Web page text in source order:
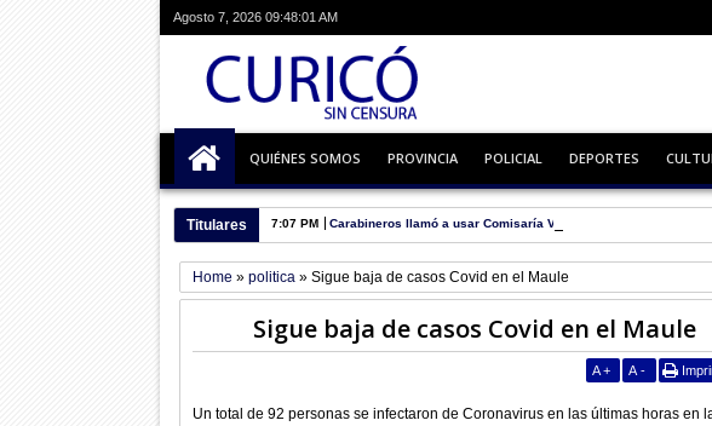
Agosto 7, 2026 09:48:02 AM
QUIÉNES SOMOS PROVINCIA POLICIAL DEPORTES
Titulares 7:07 PM Carabineros llamó a usar Comisaría Virtual
Home » politica » Sigue baja de casos Covid en el Maule
Sigue baja de casos Covid en el Maule
A + A -
Un total de 92 personas se infectaron de Coronavirus en las últimas horas en